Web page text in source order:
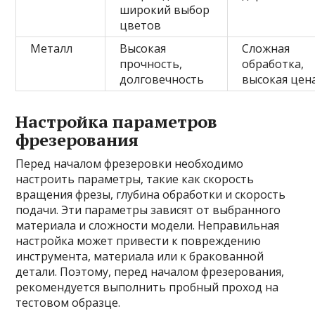
широкий выбор
цветов
Металл
Высокая
прочность,
долговечность
Сложная
обработка,
высокая
Настройка параметров
фрезерования
Перед началом фрезеровки необходимо
настроить параметры, такие как скорость
вращения фрезы, глубина обработки и скорость
подачи. Эти параметры зависят от выбранного
материала и сложности модели. Неправильная
настройка может привести к повреждению
инструмента, материала или к бракованной
детали. Поэтому, перед началом фрезерования,
рекомендуется выполнить пробный проход на
тестовом образце.